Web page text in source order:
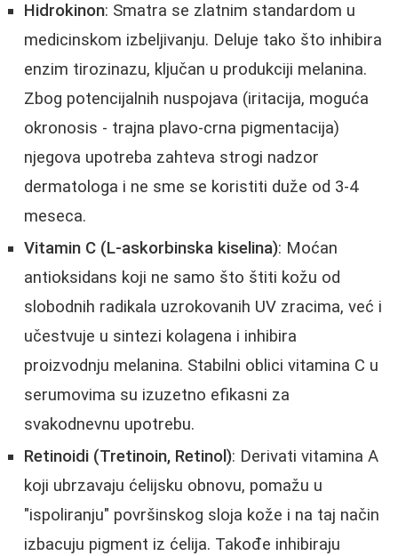
Hidrokinon: Smatra se zlatnim standardom u
medicinskom izbeljivanju. Deluje tako što inhibira
enzim tirozinazu, ključan u produkciji melanina.
Zbog potencijalnih nuspojava (iritacija, moguća
okronosis - trajna plavo-crna pigmentacija)
njegova upotreba zahteva strogi nadzor
dermatologa i ne sme se koristiti duže od 3-4
meseca.
Vitamin C (L-askorbinska kiselina): Moćan
antioksidans koji ne samo što štiti kožu od
slobodnih radikala uzrokovanih UV zracima, već i
učestvuje u sintezi kolagena i inhibira
proizvodnju melanina. Stabilni oblici vitamina C u
serumovima su izuzetno efikasni za
svakodnevnu upotrebu.
Retinoidi (Tretinoin, Retinol): Derivati vitamina A
koji ubrzavaju ćelijsku obnovu, pomažu u
"ispoliranju" površinskog sloja kože i na taj način
izbacuju pigment iz ćelija. Takođe inhibiraju